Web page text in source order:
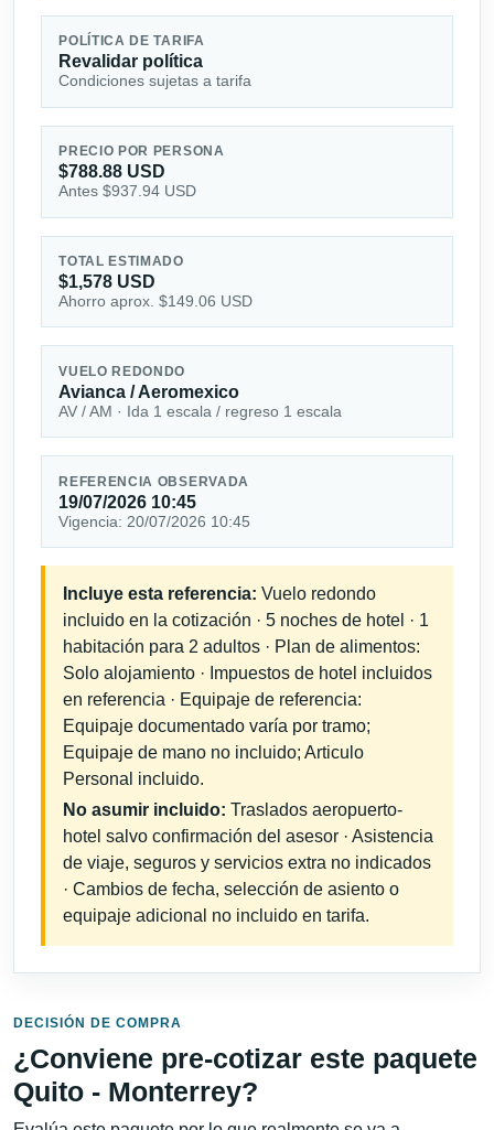
POLÍTICA DE TARIFA
Revalidar política
Condiciones sujetas a tarifa
PRECIO POR PERSONA
$788.88 USD
Antes $937.94 USD
TOTAL ESTIMADO
$1,578 USD
Ahorro aprox. $149.06 USD
VUELO REDONDO
Avianca / Aeromexico
AV / AM · Ida 1 escala / regreso 1 escala
REFERENCIA OBSERVADA
19/07/2026 10:45
Vigencia: 20/07/2026 10:45
Incluye esta referencia: Vuelo redondo
incluido en la cotización · 5 noches de hotel · 1
habitación para 2 adultos · Plan de alimentos:
Solo alojamiento · Impuestos de hotel incluidos
en referencia · Equipaje de referencia:
Equipaje documentado varía por tramo;
Equipaje de mano no incluido; Articulo
Personal incluido.
No asumir incluido: Traslados aeropuerto-
hotel salvo confirmación del asesor · Asistencia
de viaje, seguros y servicios extra no indicados
· Cambios de fecha, selección de asiento o
equipaje adicional no incluido en tarifa.
DECISIÓN DE COMPRA
¿Conviene pre-cotizar este paquete
Quito - Monterrey?